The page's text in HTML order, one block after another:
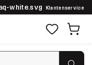
Klantenservice